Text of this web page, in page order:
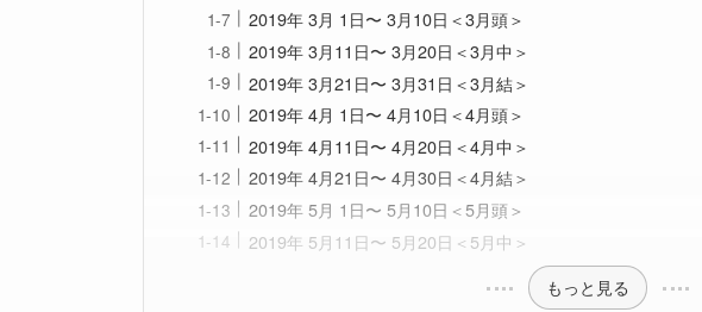
2019年 3月 1日〜 3月10日＜3月頭＞
2019年 3月11日〜 3月20日＜3月中＞
2019年 3月21日〜 3月31日＜3月結＞
2019年 4月 1日〜 4月10日＜4月頭＞
2019年 4月11日〜 4月20日＜4月中＞
2019年 4月21日〜 4月30日＜4月結＞
2019年 5月 1日〜 5月10日＜5月頭＞
2019年 5月11日〜 5月20日＜5月中＞
もっと見る